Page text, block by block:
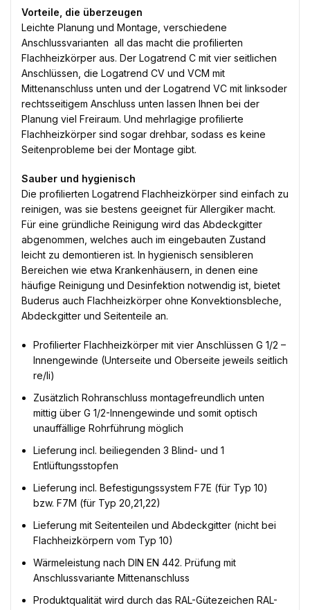
Vorteile, die überzeugen
Leichte Planung und Montage, verschiedene
Anschlussvarianten  all das macht die profilierten
Flachheizkörper aus. Der Logatrend C mit vier seitlichen
Anschlüssen, die Logatrend CV und VCM mit
Mittenanschluss unten und der Logatrend VC mit linksoder
rechtsseitigem Anschluss unten lassen Ihnen bei der
Planung viel Freiraum. Und mehrlagige profilierte
Flachheizkörper sind sogar drehbar, sodass es keine
Seitenprobleme bei der Montage gibt.
Sauber und hygienisch
Die profilierten Logatrend Flachheizkörper sind einfach zu
reinigen, was sie bestens geeignet für Allergiker macht.
Für eine gründliche Reinigung wird das Abdeckgitter
abgenommen, welches auch im eingebauten Zustand
leicht zu demontieren ist. In hygienisch sensibleren
Bereichen wie etwa Krankenhäusern, in denen eine
häufige Reinigung und Desinfektion notwendig ist, bietet
Buderus auch Flachheizkörper ohne Konvektionsbleche,
Abdeckgitter und Seitenteile an.
Profilierter Flachheizkörper mit vier Anschlüssen G 1/2 –
Innengewinde (Unterseite und Oberseite jeweils seitlich
re/li)
Zusätzlich Rohranschluss montagefreundlich unten
mittig über G 1/2-Innengewinde und somit optisch
unauffällige Rohrführung möglich
Lieferung incl. beiliegenden 3 Blind- und 1
Entlüftungsstopfen
Lieferung incl. Befestigungssystem F7E (für Typ 10)
bzw. F7M (für Typ 20,21,22)
Lieferung mit Seitenteilen und Abdeckgitter (nicht bei
Flachheizkörpern vom Typ 10)
Wärmeleistung nach DIN EN 442. Prüfung mit
Anschlussvariante Mittenanschluss
Produktqualität wird durch das RAL-Gütezeichen RAL-